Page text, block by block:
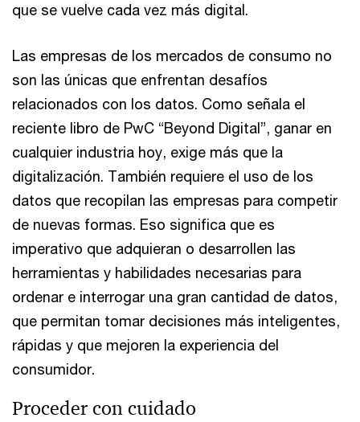
que se vuelve cada vez más digital.
Las empresas de los mercados de consumo no
son las únicas que enfrentan desafíos
relacionados con los datos. Como señala el
reciente libro de PwC “Beyond Digital”, ganar en
cualquier industria hoy, exige más que la
digitalización. También requiere el uso de los
datos que recopilan las empresas para competir
de nuevas formas. Eso significa que es
imperativo que adquieran o desarrollen las
herramientas y habilidades necesarias para
ordenar e interrogar una gran cantidad de datos,
que permitan tomar decisiones más inteligentes,
rápidas y que mejoren la experiencia del
consumidor.
Proceder con cuidado